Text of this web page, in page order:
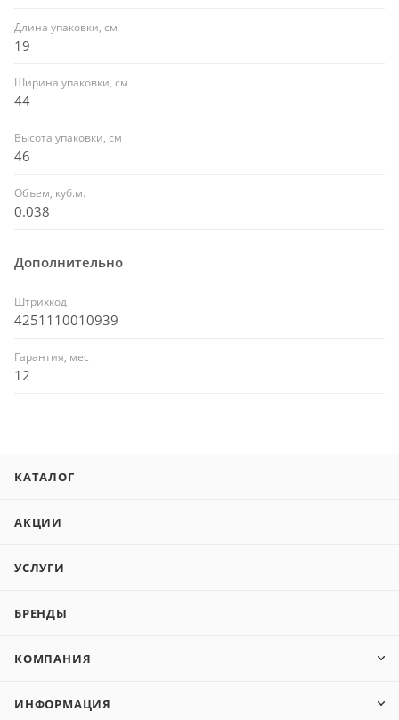
Длина упаковки, см
19
Ширина упаковки, см
44
Высота упаковки, см
46
Объем, куб.м.
0.038
Дополнительно
Штрихкод
4251110010939
Гарантия, мес
12
КАТАЛОГ
АКЦИИ
УСЛУГИ
БРЕНДЫ
КОМПАНИЯ
ИНФОРМАЦИЯ